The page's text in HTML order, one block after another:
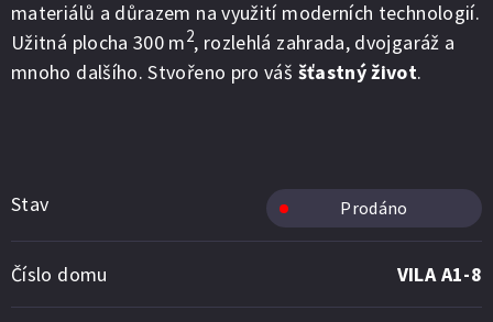
materiálů a důrazem na využití moderních technologií.
Užitná plocha 300 m2, rozlehlá zahrada, dvojgaráž a
mnoho dalšího. Stvořeno pro váš šťastný život.
Stav Prodáno
Číslo domu VILA A1-8